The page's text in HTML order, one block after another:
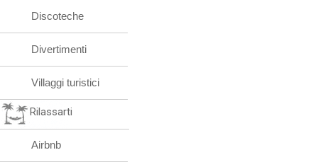
Discoteche
Divertimenti
Villaggi turistici
Rilassarti
Airbnb